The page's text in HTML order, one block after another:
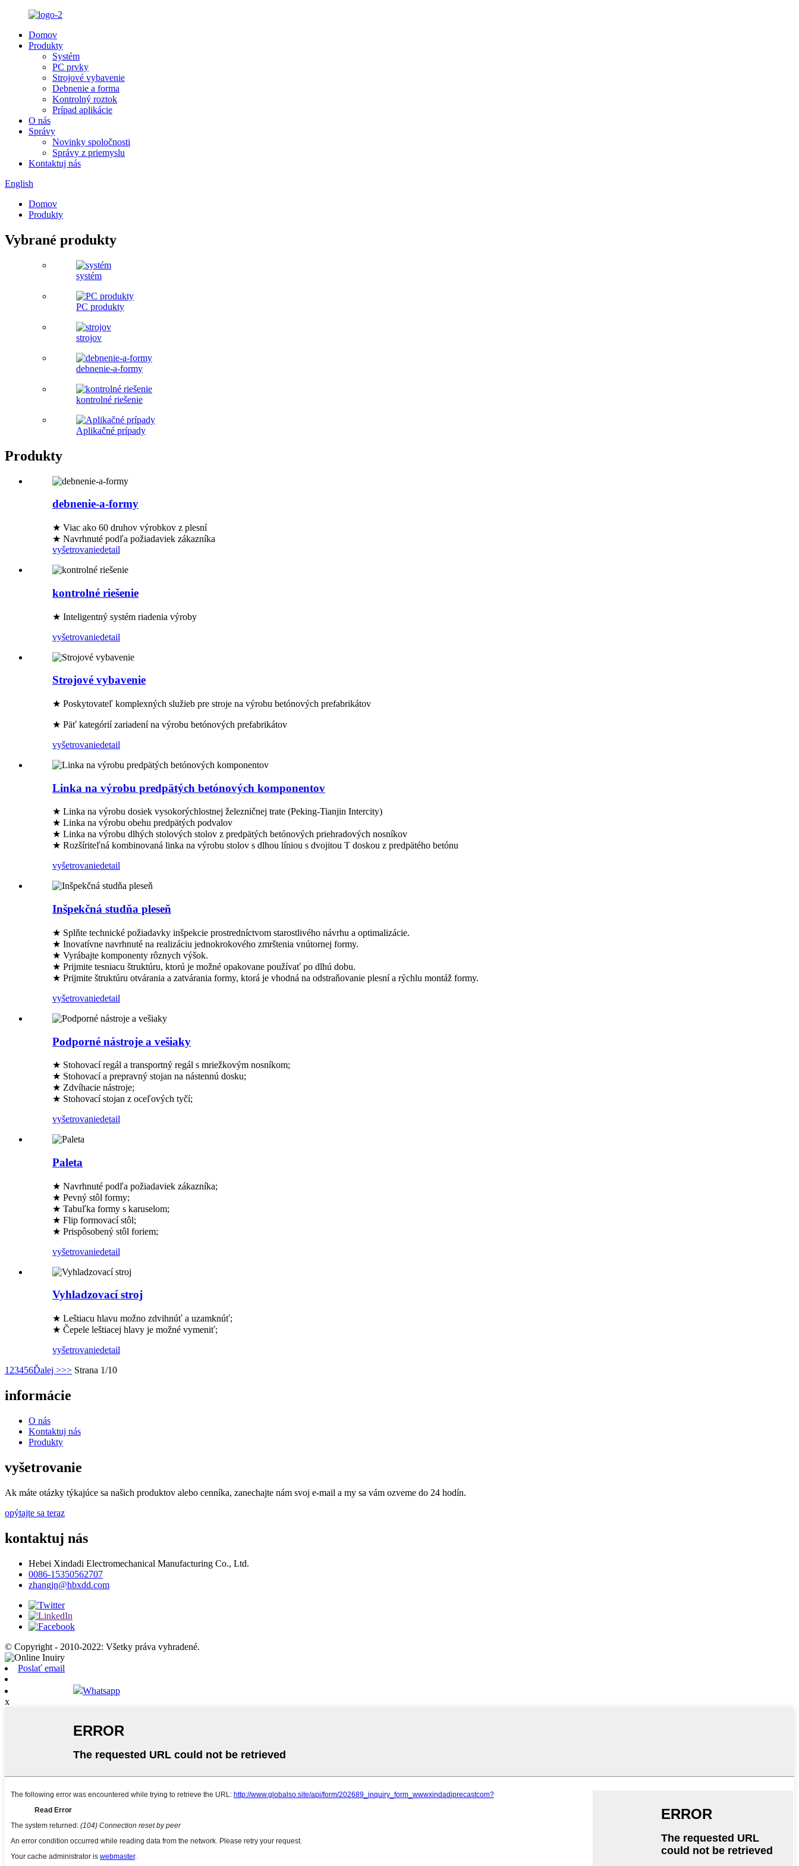
Domov
Produkty
Systém
PC prvky
Strojové vybavenie
Debnenie a forma
Kontrolný roztok
Prípad aplikácie
O nás
Správy
Novinky spoločnosti
Správy z priemyslu
Kontaktuj nás
English
Domov
Produkty
Vybrané produkty
systém
PC produkty
strojov
debnenie-a-formy
kontrolné riešenie
Aplikačné prípady
Produkty
debnenie-a-formy
★ Viac ako 60 druhov výrobkov z plesní
★ Navrhnuté podľa požiadaviek zákazníka
vyšetrovaniedetail
kontrolné riešenie
★ Inteligentný systém riadenia výroby
vyšetrovaniedetail
Strojové vybavenie
★ Poskytovateľ komplexných služieb pre stroje na výrobu betónových prefabrikátov
★ Päť kategórií zariadení na výrobu betónových prefabrikátov
vyšetrovaniedetail
Linka na výrobu predpätých betónových komponentov
★ Linka na výrobu dosiek vysokorýchlostnej železničnej trate (Peking-Tianjin Intercity)
★ Linka na výrobu obehu predpätých podvalov
★ Linka na výrobu dlhých stolových stolov z predpätých betónových priehradových nosníkov
★ Rozšíriteľná kombinovaná linka na výrobu stolov s dlhou líniou s dvojitou T doskou z predpätého betónu
vyšetrovaniedetail
Inšpekčná studňa pleseň
★ Splňte technické požiadavky inšpekcie prostredníctvom starostlivého návrhu a optimalizácie.
★ Inovatívne navrhnuté na realizáciu jednokrokového zmrštenia vnútornej formy.
★ Vyrábajte komponenty rôznych výšok.
★ Prijmite tesniacu štruktúru, ktorú je možné opakovane používať po dlhú dobu.
★ Prijmite štruktúru otvárania a zatvárania formy, ktorá je vhodná na odstraňovanie plesní a rýchlu montáž formy.
vyšetrovaniedetail
Podporné nástroje a vešiaky
★ Stohovací regál a transportný regál s mriežkovým nosníkom;
★ Stohovací a prepravný stojan na nástennú dosku;
★ Zdvíhacie nástroje;
★ Stohovací stojan z oceľových tyčí;
vyšetrovaniedetail
Paleta
★ Navrhnuté podľa požiadaviek zákazníka;
★ Pevný stôl formy;
★ Tabuľka formy s karuselom;
★ Flip formovací stôl;
★ Prispôsobený stôl foriem;
vyšetrovaniedetail
Vyhladzovací stroj
★ Leštiacu hlavu možno zdvihnúť a uzamknúť;
★ Čepele leštiacej hlavy je možné vymeniť;
vyšetrovaniedetail
1 23456Ďalej >>> Strana 1/10
informácie
O nás
Kontaktuj nás
Produkty
vyšetrovanie
Ak máte otázky týkajúce sa našich produktov alebo cenníka, zanechajte nám svoj e-mail a my sa vám ozveme do 24 hodín.
opýtajte sa teraz
kontaktuj nás
Hebei Xindadi Electromechanical Manufacturing Co., Ltd.
0086-15350562707
zhangjn@hbxdd.com
© Copyright - 2010-2022: Všetky práva vyhradené.
Poslať email
Whatsapp
x